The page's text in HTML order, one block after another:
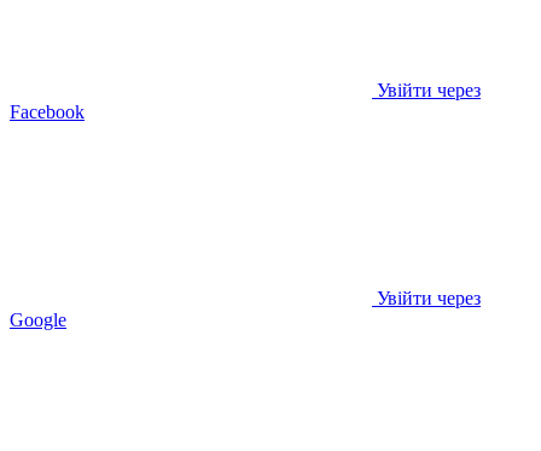
Увійти через
Facebook
Увійти через
Google